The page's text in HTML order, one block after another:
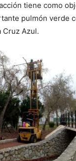
tiene como
pulmón verde
Cruz Azul.